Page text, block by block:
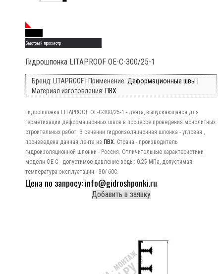
Быстрый просмотр
Гидрошпонка LITAPROOF OE-C-300/25-1
Бренд: LITAPROOF | Применение: Деформационные швы |
Материал изготовления: ПВХ
Гидрошпонка LITAPROOF OE-C-300/25-1 - лента, выпускающаяся для
герметизации деформационных швов в процессе проведения монолитных
строительных работ. В сечении гидроизоляционная шпонка - угловая ,
произведена данная лента из ПВХ . Страна - производитель
гидроизоляционной шпонки - Россия. Отличительные характеристики
модели OE-C - допустимое давление воды: 0.25 МПа, допустимая
температура эксплуатации: -30/ 60C.
Цена по запросу: info@gidroshponki.ru
Добавить в заявку